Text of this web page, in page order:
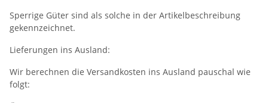
Sperrige Güter sind als solche in der Artikelbeschreibung
gekennzeichnet.
Lieferungen ins Ausland:
Wir berechnen die Versandkosten ins Ausland pauschal wie
folgt: